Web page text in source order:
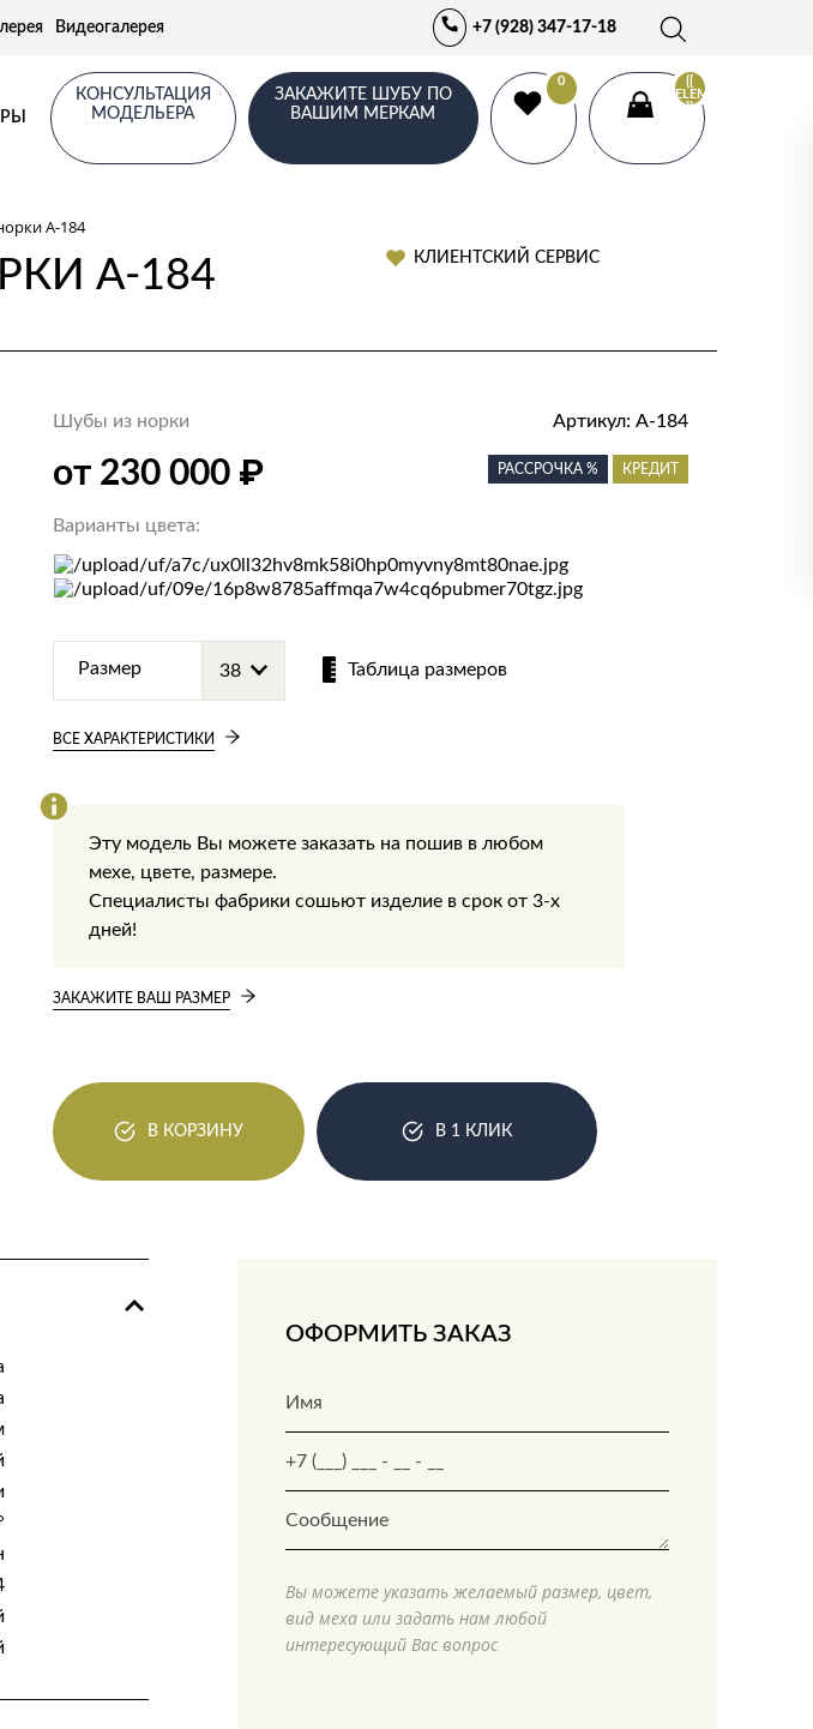
Видеогалерея +7 (928) 347-17-18
КОНСУЛЬТАЦИЯ
МОДЕЛЬЕРА
ЗАКАЖИТЕ ШУБУ ПО
ВАШИМ МЕРКАМ
0
{{
ELEMENTS.LENGTH
}}
А-184
А-184 КЛИЕНТСКИЙ СЕРВИС
Шубы из норки Артикул:А-184
от 230 000 ₽ РАССРОЧКА % КРЕДИТ
Варианты цвета:
Размер Таблица размеров
ВСЕ ХАРАКТЕРИСТИКИ
Эту модель Вы можете заказать на пошив в любом
мехе, цвете, размере.
Специалисты фабрики сошьют изделие в срок от 3-х
дней!
ЗАКАЖИТЕ ВАШ РАЗМЕР
В КОРЗИНУ В 1 КЛИК
ОФОРМИТЬ ЗАКАЗ
Вы можете указать желаемый размер, цвет,
вид меха или задать нам любой
интересующий Вас вопрос